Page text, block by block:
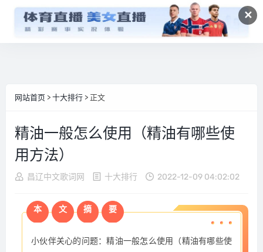
✕
网站首页 > 十大排行 > 正文
精油一般怎么使用（精油有哪些使
用方法）
昌辽中文歌词网 十大排行 2022-12-09 04:02:02
本 文 摘 要
小伙伴关心的问题：精油一般怎么使用（精油有哪些使